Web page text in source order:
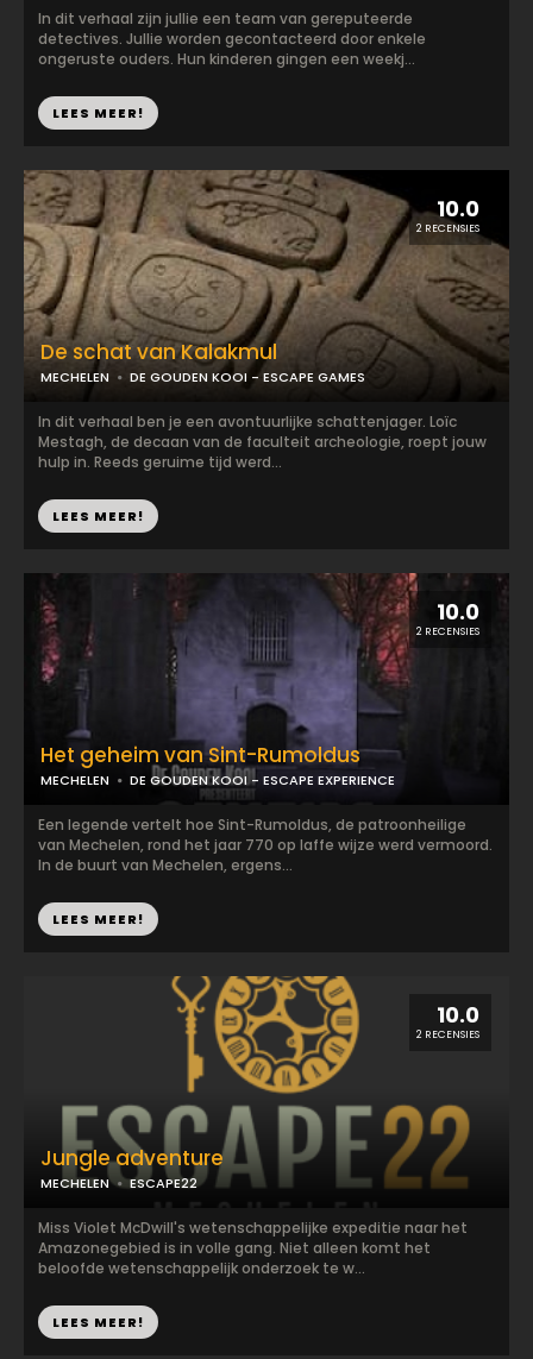
10.0
2 RECENSIES
De schat van Kalakmul
MECHELEN DE GOUDEN KOOI - ESCAPE GAMES
In dit verhaal ben je een avontuurlijke schattenjager. Loïc
Mestagh, de decaan van de faculteit archeologie, roept jouw
hulp in. Reeds geruime tijd werd...
LEES MEER!
10.0
2 RECENSIES
Jungle adventure
MECHELEN ESCAPE22
Miss Violet McDwill's wetenschappelijke expeditie naar het
Amazonegebied is in volle gang. Niet alleen komt het
beloofde wetenschappelijk onderzoek te w...
LEES MEER!
In dit verhaal zijn jullie een team van gereputeerde
detectives. Jullie worden gecontacteerd door enkele
ongeruste ouders. Hun kinderen gingen een weekj...
LEES MEER!
10.0
2 RECENSIES
Het geheim van Sint-Rumoldus
MECHELEN DE GOUDEN KOOI - ESCAPE EXPERIENCE
Een legende vertelt hoe Sint-Rumoldus, de patroonheilige
van Mechelen, rond het jaar 770 op laffe wijze werd vermoord.
In de buurt van Mechelen, ergens...
LEES MEER!